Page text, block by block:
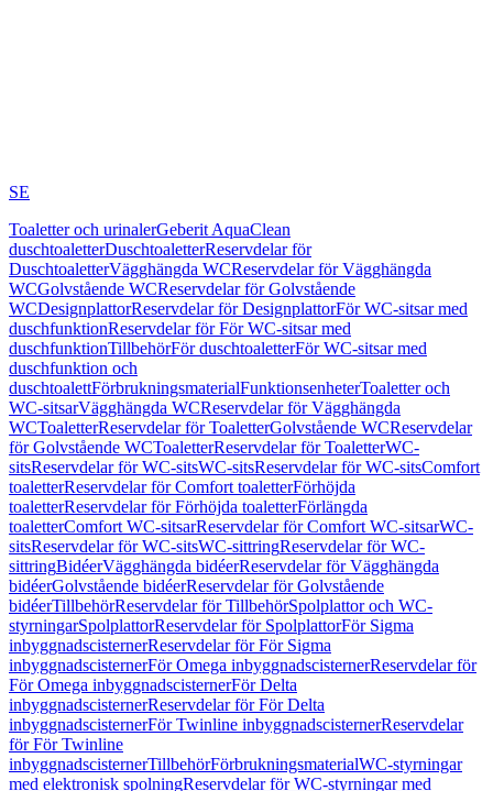
SE
Toaletter och urinalerGeberit AquaClean
duschtoaletterDuschtoaletterReservdelar för
DuschtoaletterVägghängda WCReservdelar för Vägghängda
WCGolvstående WCReservdelar för Golvstående
WCDesignplattorReservdelar för DesignplattorFör WC-sitsar med
duschfunktionReservdelar för För WC-sitsar med
duschfunktionTillbehörFör duschtoaletterFör WC-sitsar med
duschfunktion och
duschtoalettFörbrukningsmaterialFunktionsenheterToaletter och
WC-sitsarVägghängda WCReservdelar för Vägghängda
WCToaletterReservdelar för ToaletterGolvstående WCReservdelar
för Golvstående WCToaletterReservdelar för ToaletterWC-
sitsReservdelar för WC-sitsWC-sitsReservdelar för WC-sitsComfort
toaletterReservdelar för Comfort toaletterFörhöjda
toaletterReservdelar för Förhöjda toaletterFörlängda
toaletterComfort WC-sitsarReservdelar för Comfort WC-sitsarWC-
sitsReservdelar för WC-sitsWC-sittringReservdelar för WC-
sittringBidéerVägghängda bidéerReservdelar för Vägghängda
bidéerGolvstående bidéerReservdelar för Golvstående
bidéerTillbehörReservdelar för TillbehörSpolplattor och WC-
styrningarSpolplattorReservdelar för SpolplattorFör Sigma
inbyggnadscisternerReservdelar för För Sigma
inbyggnadscisternerFör Omega inbyggnadscisternerReservdelar för
För Omega inbyggnadscisternerFör Delta
inbyggnadscisternerReservdelar för För Delta
inbyggnadscisternerFör Twinline inbyggnadscisternerReservdelar
för För Twinline
inbyggnadscisternerTillbehörFörbrukningsmaterialWC-styrningar
med elektronisk spolningReservdelar för WC-styrningar med